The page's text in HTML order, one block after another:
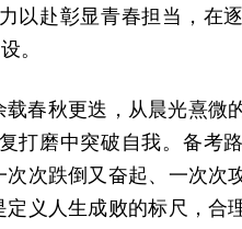
以赴彰显青春担当，在
。
春秋更迭，从晨光熹微
打磨中突破自我。备考
次跌倒又奋起、一次次
义人生成败的标尺，合